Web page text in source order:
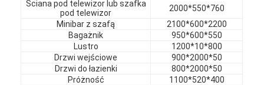
Meble mieszkalne
Meble do klubów handlowych
Meble do jadalni
Ściana pod telewizor lub szafka
pod telewizor
2000*550*760
Minibar z szafą
2100*600*2200
Bagażnik
950*600*550
Lustro
1200*10*800
Drzwi wejściowe
900*2000*50
Drzwi do łazienki
800*2000*50
Próżność
1100*520*400